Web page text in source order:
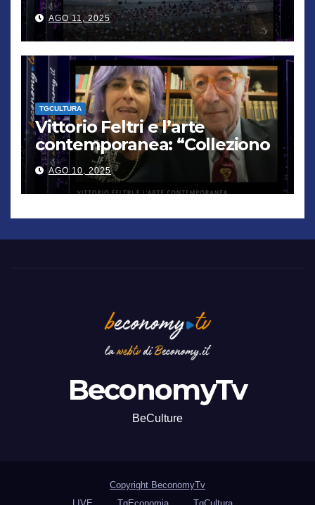
contemporanea”
AGO 11, 2025
TGCULTURA
Vittorio Feltri e l’arte
contemporanea: “Colleziono
De Chirico. Cattelan? Un
genio”
AGO 10, 2025
BeconomyTv
BeCulture
Copyright BeconomyTv